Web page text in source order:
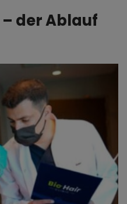
– der Ablauf